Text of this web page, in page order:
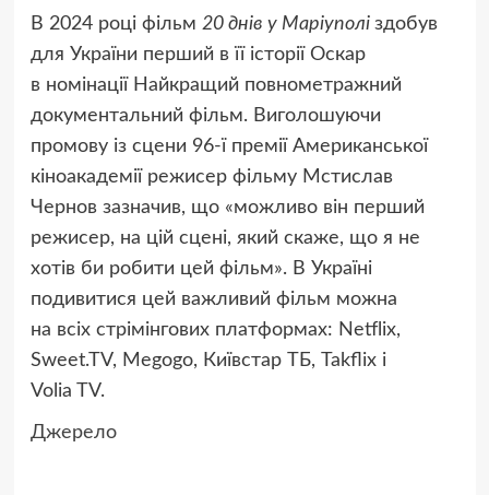
В 2024 році фільм 20 днів у Маріуполі здобув
для України перший в її історії Оскар
в номінації Найкращий повнометражний
документальний фільм. Виголошуючи
промову із сцени 96-ї премії Американської
кіноакадемії режисер фільму Мстислав
Чернов зазначив, що «можливо він перший
режисер, на цій сцені, який скаже, що я не
хотів би робити цей фільм». В Україні
подивитися цей важливий фільм можна
на всіх стрімінгових платформах: Netflix,
Sweet.TV, Megogo, Київстар ТБ, Takflix і
Volia TV.
Джерело